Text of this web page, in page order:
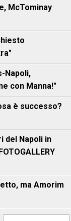
McTominay
Napoli,
con Manna!"
è successo?
del Napoli in
ma Amorim